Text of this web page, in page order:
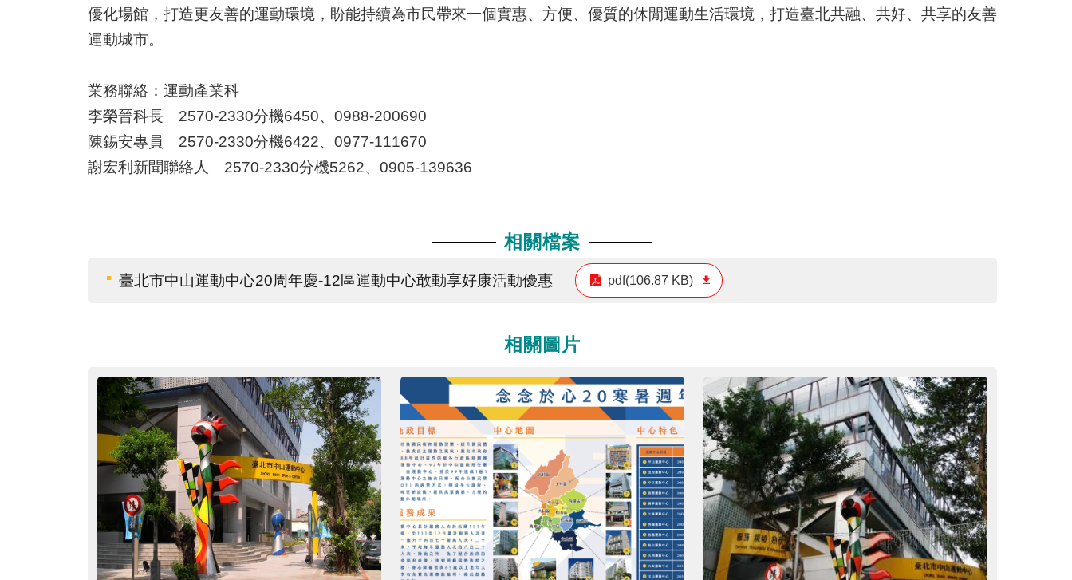
優化場館，打造更友善的運動環境，盼能持續為市民帶來一個實惠、方便、優質的休閒運動生活環境，打造臺北共融、共好、共享的友善
運動城市。
業務聯絡：運動產業科
李榮晉科長 2570-2330分機6450、0988-200690
陳錫安專員 2570-2330分機6422、0977-111670
謝宏利新聞聯絡人 2570-2330分機5262、0905-139636
相關檔案
臺北市中山運動中心20周年慶-12區運動中心敢動享好康活動優惠 pdf(106.87 KB)
相關圖片